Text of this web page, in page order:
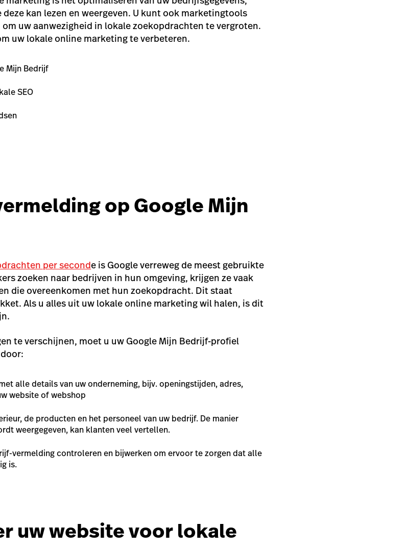
kan lezen en weergeven. U kunt ook marketingtools
uw aanwezigheid in lokale zoekopdrachten te vergroten.
uw lokale online marketing te verbeteren.
Mijn Bedrijf
SEO
op Google Mijn
per seconde is Google verreweg de meest gebruikte
zoeken naar bedrijven in hun omgeving, krijgen ze vaak
die overeenkomen met hun zoekopdracht. Dit staat
Als u alles uit uw lokale online marketing wil halen, is dit
te verschijnen, moet u uw Google Mijn Bedrijf-profiel
alle details van uw onderneming, bijv. openingstijden, adres,
website of webshop
de producten en het personeel van uw bedrijf. De manier
weergegeven, kan klanten veel vertellen.
vermelding controleren en bijwerken om ervoor te zorgen dat alle
is.
uw website voor lokale